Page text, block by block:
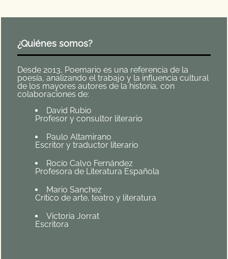
¿Quiénes somos?
Desde 2013, Poemario es una referencia de la
poesía, analizando el trabajo y la influencia cultural
de los mayores autores de la historia, con
colaboraciones de:
David Rubio
Profesor y consultor literario
Paulo Altamirano
Escritor y traductor literario
Rocío Calvo Fernández
Profesora de Literatura Española
Mario Sanchez
Crítico de arte, teatro y literatura
Victoria Jorrat
Escritora